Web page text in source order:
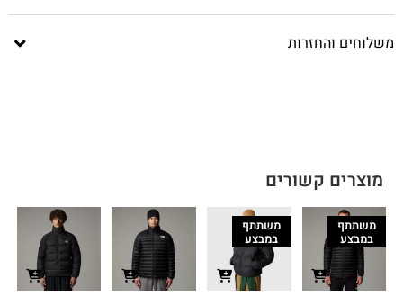
משלוחים והחזרות
מוצרים קשורים
משתתף
במבצע
משתתף
במבצע